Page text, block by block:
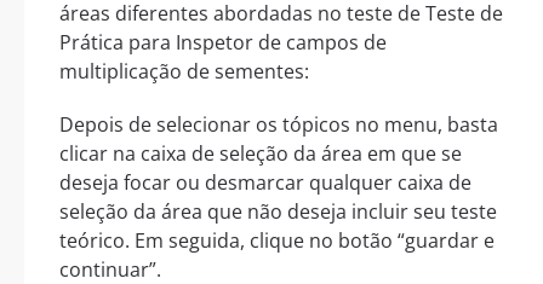
áreas diferentes abordadas no teste de Teste de
Prática para Inspetor de campos de
multiplicação de sementes:
Depois de selecionar os tópicos no menu, basta
clicar na caixa de seleção da área em que se
deseja focar ou desmarcar qualquer caixa de
seleção da área que não deseja incluir seu teste
teórico. Em seguida, clique no botão “guardar e
continuar”.